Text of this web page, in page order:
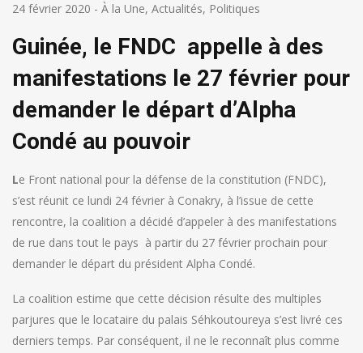
24 février 2020 - À la Une, Actualités, Politiques
Guinée, le FNDC appelle à des
manifestations le 27 février pour
demander le départ d’Alpha
Condé au pouvoir
Le Front national pour la défense de la constitution (FNDC),
s’est réunit ce lundi 24 février à Conakry, à l’issue de cette
rencontre, la coalition a décidé d’appeler à des manifestations
de rue dans tout le pays à partir du 27 février prochain pour
demander le départ du président Alpha Condé.
La coalition estime que cette décision résulte des multiples
parjures que le locataire du palais Séhkoutoureya s’est livré ces
derniers temps. Par conséquent, il ne le reconnaît plus comme